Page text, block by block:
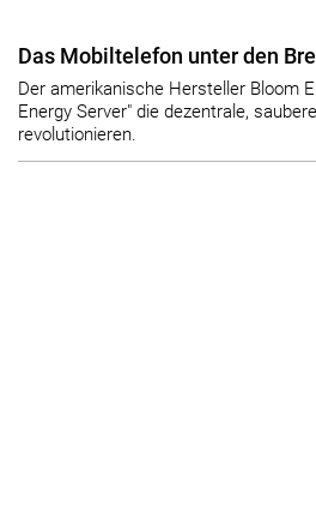
Das Mobiltelefon unter den
Der amerikanische Hersteller Bloom
Energy Server" die dezentrale,
revolutionieren.